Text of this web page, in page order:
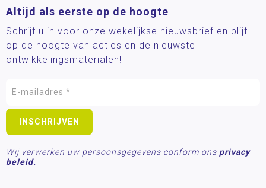
Altijd als eerste op de hoogte
Schrijf u in voor onze wekelijkse nieuwsbrief en blijf
op de hoogte van acties en de nieuwste
ontwikkelingsmaterialen!
Wij verwerken uw persoonsgegevens conform ons privacy
beleid.